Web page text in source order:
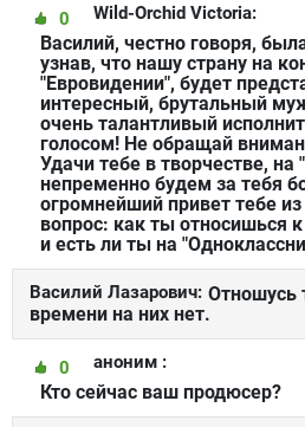
Wild-Orchid Victoria:
0
Василий, честно говоря,
узнав, что нашу страну на
"Евровидении", будет
интересный, брутальный
очень талантливый
голосом! Не обращай
Удачи тебе в творчестве, на
непременно будем за тебя
огромнейший привет тебе
вопрос: как ты относишься
и есть ли ты на
Василий Лазарович: Отношусь
времени на них нет.
аноним :
0
Кто сейчас ваш продюсер?